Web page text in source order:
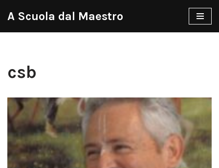
A Scuola dal Maestro
csb